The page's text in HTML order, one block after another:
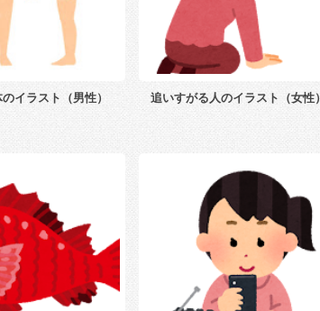
イラスト（男性） 追いすがる人のイラスト（女性）